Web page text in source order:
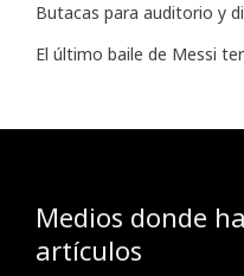
Butacas para auditorio y
El último baile de Messi
Medios donde
artículos